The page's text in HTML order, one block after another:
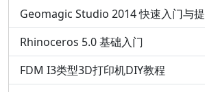
Geomagic Studio 2014 快速入门与
Rhinoceros 5.0 基础入门
FDM I3类型3D打印机DIY教程